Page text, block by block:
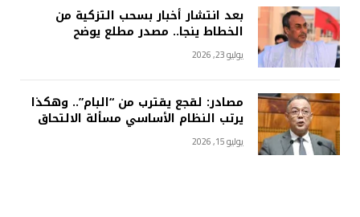
بعد انتشار أخبار بسحب التزكية من
الخطاط ينجا.. مصدر مطلع يوضح
يوليو 23, 2026
مصادر: لقجع يقترب من “البام”.. وهكذا
يرتب النظام الأساسي مسألة الالتحاق
يوليو 15, 2026